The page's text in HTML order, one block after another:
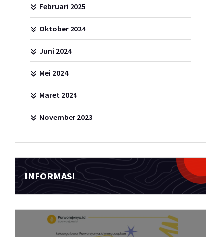
Februari 2025
Oktober 2024
Juni 2024
Mei 2024
Maret 2024
November 2023
INFORMASI